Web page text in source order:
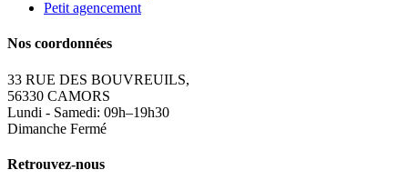
Petit agencement
Nos coordonnées
33 RUE DES BOUVREUILS,
56330 CAMORS
Lundi - Samedi: 09h–19h30
Dimanche Fermé
Retrouvez-nous